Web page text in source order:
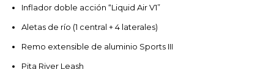
Inflador doble acción “Liquid Air V1”
Aletas de río (1 central + 4 laterales)
Remo extensible de aluminio Sports III
Pita River Leash